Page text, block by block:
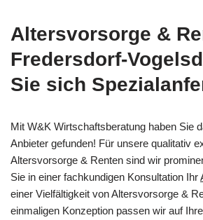
Altersvorsorge &
Fredersdorf-
Sie sich
Mit W&K Wirtschaftsberatung haben Sie
Anbieter gefunden! Für unsere qualitativ
Altersvorsorge & Renten sind wir
Sie in einer fachkundigen Konsultation Ihr
einer Vielfältigkeit von Altersvorsorge &
einmaligen Konzeption passen wir auf